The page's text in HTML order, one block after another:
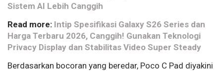
Sistem AI Lebih Canggih
Read more: Intip Spesifikasi Galaxy S26 Series dan
Harga Terbaru 2026, Canggih! Gunakan Teknologi
Privacy Display dan Stabilitas Video Super Steady
Berdasarkan bocoran yang beredar, Poco C Pad diyakini